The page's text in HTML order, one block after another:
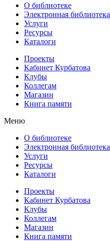
О библиотеке
Электронная библиотека
Услуги
Ресурсы
Каталоги
Проекты
Кабинет Курбатова
Клубы
Коллегам
Магазин
Книга памяти
Меню
О библиотеке
Электронная библиотека
Услуги
Ресурсы
Каталоги
Проекты
Кабинет Курбатова
Клубы
Коллегам
Магазин
Книга памяти